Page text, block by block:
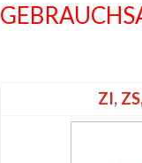
ZI,